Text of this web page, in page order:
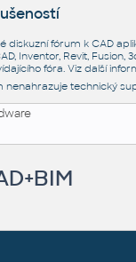
diskuzní fórum k CAD
Inventor, Revit,
fóra. Viz další
nenahrazuje technický